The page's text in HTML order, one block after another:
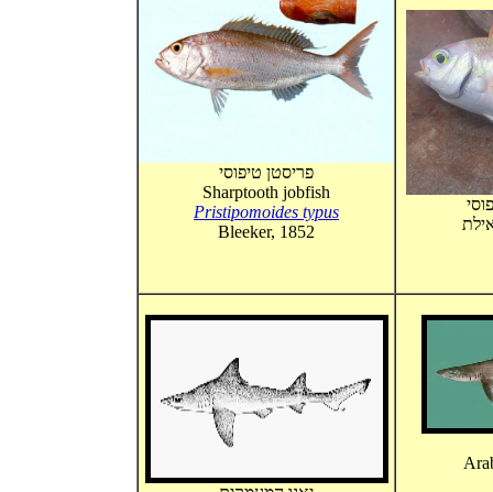
פריסטן טיפוסי
Sharptooth jobfish
Pristipomoides typus
Bleeker, 1852